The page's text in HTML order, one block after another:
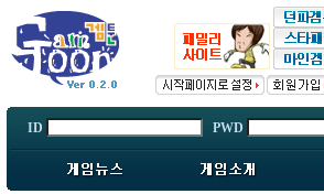
ID PWD